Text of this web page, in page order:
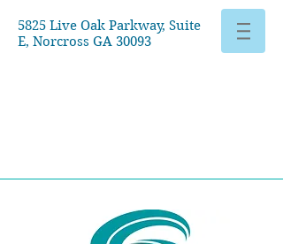
5825 Live Oak Parkway, Suite
E, Norcross GA 30093